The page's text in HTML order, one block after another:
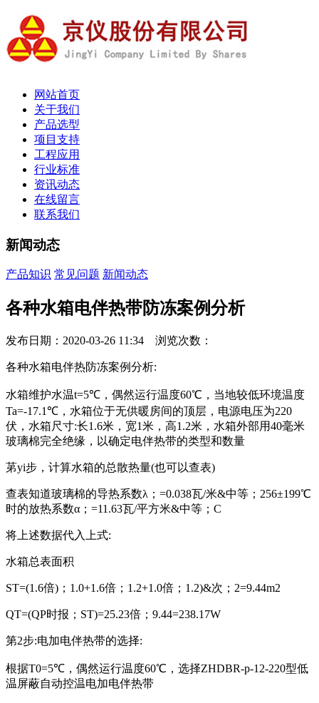
网站首页
关于我们
产品选型
项目支持
工程应用
行业标准
资讯动态
在线留言
联系我们
新闻动态
产品知识 常见问题 新闻动态
各种水箱电伴热带防冻案例分析
发布日期：2020-03-26 11:34 浏览次数：
各种水箱电伴热防冻案例分析:
水箱维护水温t=5℃，偶然运行温度60℃，当地较低环境温度
Ta=-17.1℃，水箱位于无供暖房间的顶层，电源电压为220
伏，水箱尺寸:长1.6米，宽1米，高1.2米，水箱外部用40毫米
玻璃棉完全绝缘，以确定电伴热带的类型和数量
苐yi步，计算水箱的总散热量(也可以查表)
查表知道玻璃棉的导热系数λ；=0.038瓦/米&中等；256±199℃
时的放热系数α；=11.63瓦/平方米&中等；C
将上述数据代入上式:
水箱总表面积
ST=(1.6倍)；1.0+1.6倍；1.2+1.0倍；1.2)&次；2=9.44m2
QT=(QP时报；ST)=25.23倍；9.44=238.17W
第2步:电加电伴热带的选择:
根据T0=5℃，偶然运行温度60℃，选择ZHDBR-p-12-220型低
温屏蔽自动控温电加电伴热带